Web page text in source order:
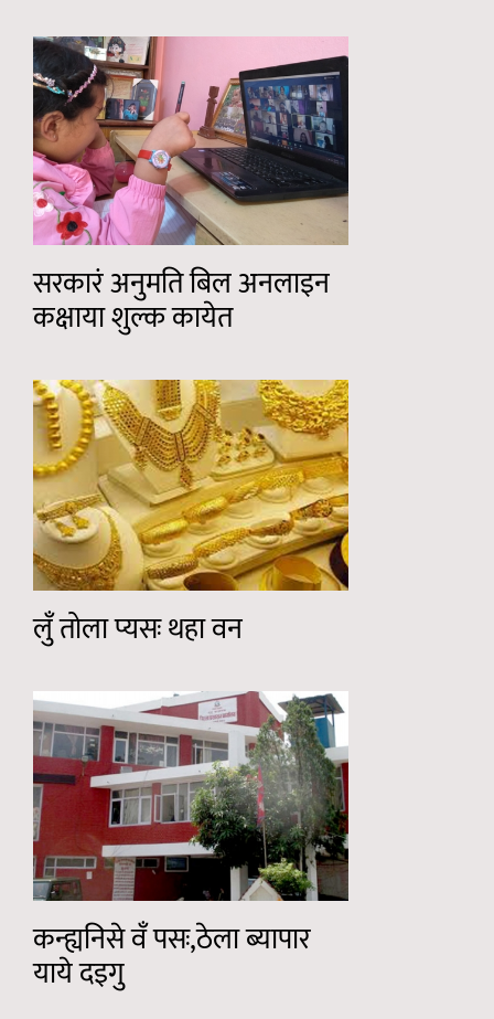
सरकारं अनुमति बिल अनलाइन
कक्षाया शुल्क कायेत
लुँ तोला प्यसः थहा वन
कन्ह्यनिसे वँ पसः,ठेला ब्यापार
याये दइगु